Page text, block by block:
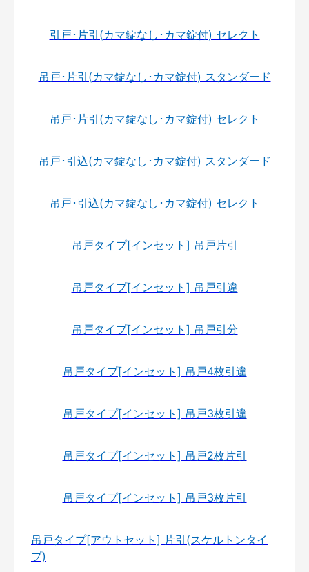
引戸･片引(カマ錠なし･カマ錠付) セレクト
吊戸･片引(カマ錠なし･カマ錠付) スタンダード
吊戸･片引(カマ錠なし･カマ錠付) セレクト
吊戸･引込(カマ錠なし･カマ錠付) スタンダード
吊戸･引込(カマ錠なし･カマ錠付) セレクト
吊戸タイプ[インセット] 吊戸片引
吊戸タイプ[インセット] 吊戸引違
吊戸タイプ[インセット] 吊戸引分
吊戸タイプ[インセット] 吊戸4枚引違
吊戸タイプ[インセット] 吊戸3枚引違
吊戸タイプ[インセット] 吊戸2枚片引
吊戸タイプ[インセット] 吊戸3枚片引
吊戸タイプ[アウトセット] 片引(スケルトンタイ
プ)